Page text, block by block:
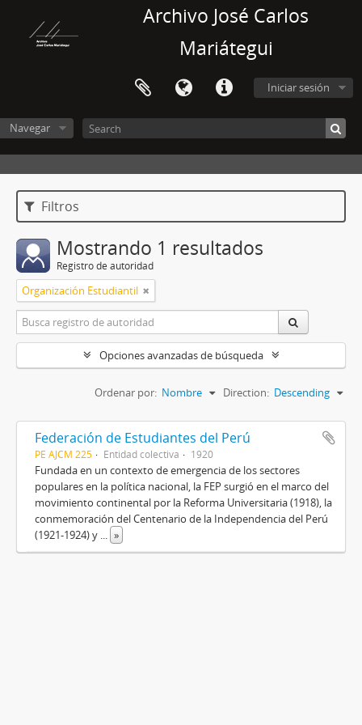
Archivo José Carlos
Mariátegui
Iniciar sesión
Navegar
Filtros
Mostrando 1 resultados
Registro de autoridad
Organización Estudiantil
Opciones avanzadas de búsqueda
Ordenar por: Nombre Direction: Descending
Federación de Estudiantes del Perú
PE AJCM 225 Entidad colectiva 1920
Fundada en un contexto de emergencia de los sectores
populares en la política nacional, la FEP surgió en el marco del
movimiento continental por la Reforma Universitaria (1918), la
conmemoración del Centenario de la Independencia del Perú
(1921-1924) y ... »